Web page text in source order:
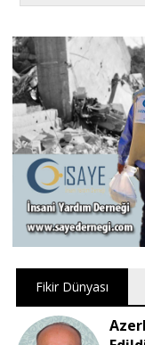
Fikir Dünyası